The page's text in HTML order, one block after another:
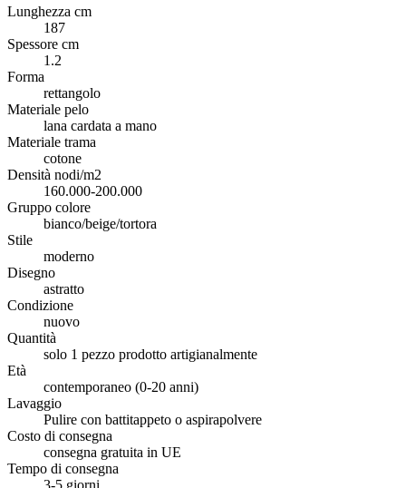
Lunghezza cm
187
Spessore cm
1.2
Forma
rettangolo
Materiale pelo
lana cardata a mano
Materiale trama
cotone
Densità nodi/m2
160.000-200.000
Gruppo colore
bianco/beige/tortora
Stile
moderno
Disegno
astratto
Condizione
nuovo
Quantità
solo 1 pezzo prodotto artigianalmente
Età
contemporaneo (0-20 anni)
Lavaggio
Pulire con battitappeto o aspirapolvere
Costo di consegna
consegna gratuita in UE
Tempo di consegna
3-5 giorni